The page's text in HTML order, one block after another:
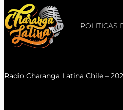
POLITICAS
Radio Charanga Latina Chile –